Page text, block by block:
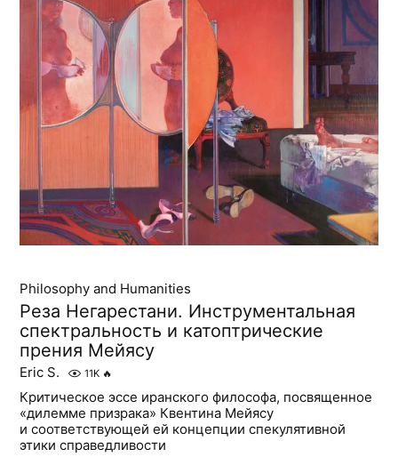
Philosophy and Humanities
Реза Негарестани. Инструментальная
спектральность и катоптрические
прения Мейясу
Eric S. 11K 🔥
Критическое эссе иранского философа, посвященное
«дилемме призрака» Квентина Мейясу
и соответствующей ей концепции спекулятивной
этики справедливости